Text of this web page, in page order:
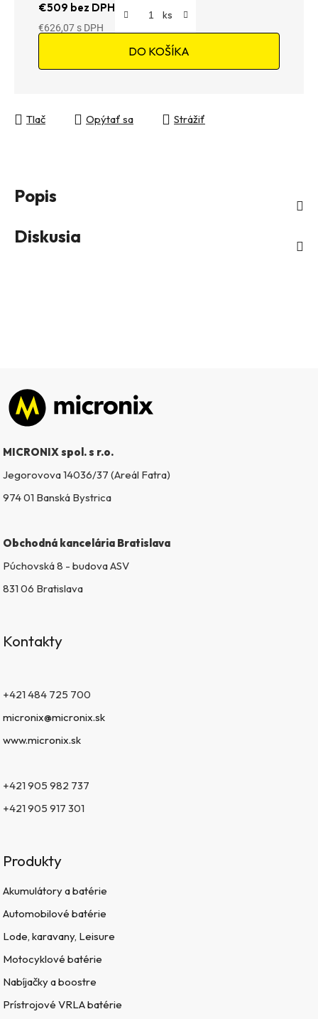
€509 bez DPH
€626,07
DO KOŠÍKA
Tlač Opýtať sa Strážiť
Popis
Diskusia
Zápätie
MICRONIX spol. s r.o.
Jegorovova 14036/37 (Areál Fatra)
974 01 Banská Bystrica
Obchodná kancelária Bratislava
Púchovská 8 - budova ASV
831 06 Bratislava
Kontakty
+421 484 725 700
micronix@micronix.sk
www.micronix.sk
+421 905 982 737
+421 905 917 301
Produkty
Akumulátory a batérie
Automobilové batérie
Lode, karavany, Leisure
Motocyklové batérie
Nabíjačky a boostre
Prístrojové VRLA batérie